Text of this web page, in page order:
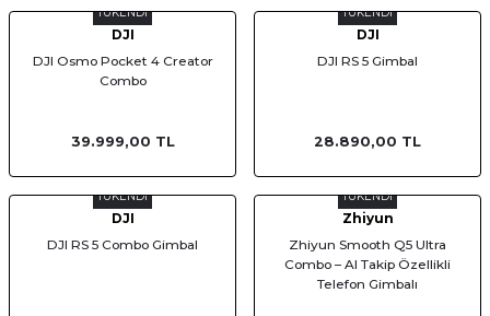
TÜKENDİ
DJI
DJI Osmo Pocket 4 Creator
Combo
39.999,00 TL
TÜKENDİ
DJI
DJI RS 5 Gimbal
28.890,00 TL
TÜKENDİ
DJI
DJI RS 5 Combo Gimbal
TÜKENDİ
Zhiyun
Zhiyun Smooth Q5 Ultra
Combo – AI Takip Özellikli
Telefon Gimbalı